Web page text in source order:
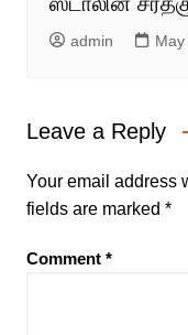
admin
Leave a Reply
Your email address
fields are marked *
Comment *